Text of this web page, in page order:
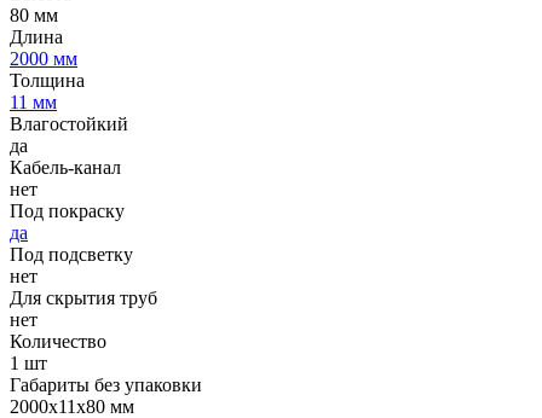
80 мм
Длина
2000 мм
Толщина
11 мм
Влагостойкий
да
Кабель-канал
нет
Под покраску
да
Под подсветку
нет
Для скрытия труб
нет
Количество
1 шт
Габариты без упаковки
2000х11х80 мм